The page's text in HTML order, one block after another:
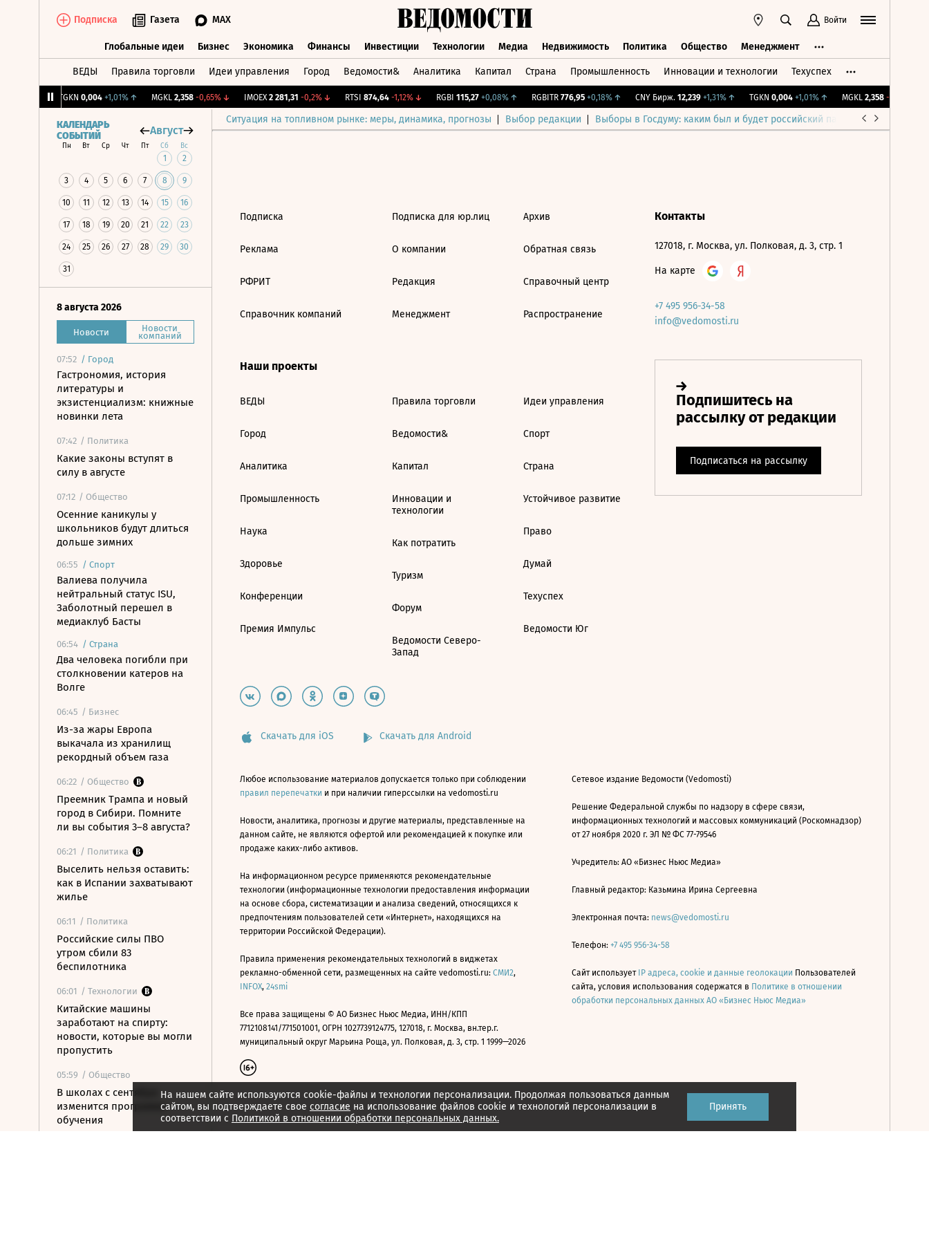
Подписка Газета MAX Войти
Глобальные идеи Бизнес Экономика Финансы Инвестиции Технологии Медиа Недвижимость Политика Общество Менеджмент
ВЕДЫ Правила торговли Идеи управления Город Ведомости& Аналитика Капитал Страна Промышленность Инновации и технологии Техуспех
TGKN 0,004 +1,01%↑ MGKL 2,358 -0,65%↓ IMOEX 2 281,31 -0,2%↓ RTSI 874,64 -1,12%↓ RGBI 115,27 +0,08%↑ RGBITR 776,95 +0,18%↑ CNY Бирж. 12,239 +1,31%↑ TGKN 0,004 +1,01%↑ MGKL 2,358 -0,65%
Ситуация на топливном рынке: меры, динамика, прогнозы Выбор редакции Выборы в Госдуму: каким был и будет российский парламент
КАЛЕНДАРЬ
СОБЫТИЙ
Август
Пн Вт Ср Чт Пт Сб Вс
1 2
3 4 5 6 7 8 9
10 11 12 13 14 15 16
17 18 19 20 21 22 23
24 25 26 27 28 29 30
31
8 августа 2026
Новости Новости
компаний
07:52 / Город
Гастрономия, история
литературы и
экзистенциализм: книжные
новинки лета
07:42 / Политика
Какие законы вступят в
силу в августе
07:12 / Общество
Осенние каникулы у
школьников будут длиться
дольше зимних
06:55 / Спорт
Валиева получила
нейтральный статус ISU,
Заболотный перешел в
медиаклуб Басты
06:54 / Страна
Два человека погибли при
столкновении катеров на
Волге
06:45 / Бизнес
Из-за жары Европа
выкачала из хранилищ
рекордный объем газа
06:22 / Общество
Преемник Трампа и новый
город в Сибири. Помните
ли вы события 3–8 августа?
06:21 / Политика
Выселить нельзя оставить:
как в Испании захватывают
жилье
06:11 / Политика
Российские силы ПВО
утром сбили 83
беспилотника
06:01 / Технологии
Китайские машины
заработают на спирту:
новости, которые вы могли
пропустить
05:59 / Общество
В школах с сентября
изменится программа
обучения
На нашем сайте используются cookie-файлы и технологии персонализации. Продолжая пользоваться данным
сайтом, вы подтверждаете свое согласие на использование файлов cookie и технологий персонализации в
соответствии с Политикой в отношении обработки персональных данных.
Принять
Подписка
Реклама
РФРИТ
Справочник компаний
Подписка для юр.лиц
О компании
Редакция
Менеджмент
Архив
Обратная связь
Справочный центр
Распространение
Наши проекты
ВЕДЫ
Город
Аналитика
Промышленность
Наука
Здоровье
Конференции
Премия Импульс
Правила торговли
Ведомости&
Капитал
Инновации и
технологии
Как потратить
Туризм
Форум
Ведомости Северо-
Запад
Идеи управления
Спорт
Страна
Устойчивое развитие
Право
Думай
Техуспех
Ведомости Юг
Контакты
127018, г. Москва, ул. Полковая, д. 3, стр. 1
На карте
+7 495 956-34-58
info@vedomosti.ru
Скачать для iOS Скачать для Android
Любое использование материалов допускается только при соблюдении
правил перепечатки и при наличии гиперссылки на vedomosti.ru
Новости, аналитика, прогнозы и другие материалы, представленные на
данном сайте, не являются офертой или рекомендацией к покупке или
продаже каких-либо активов.
На информационном ресурсе применяются рекомендательные
технологии (информационные технологии предоставления информации
на основе сбора, систематизации и анализа сведений, относящихся к
предпочтениям пользователей сети «Интернет», находящихся на
территории Российской Федерации).
Правила применения рекомендательных технологий в виджетах
рекламно-обменной сети, размещенных на сайте vedomosti.ru: СМИ2,
INFOX, 24smi
Все права защищены © АО Бизнес Ньюс Медиа, ИНН/КПП
7712108141/771501001, ОГРН 1027739124775, 127018, г. Москва, вн.тер.г.
муниципальный округ Марьина Роща, ул. Полковая, д. 3, стр. 1 1999—2026
Сетевое издание Ведомости (Vedomosti)
Решение Федеральной службы по надзору в сфере связи,
информационных технологий и массовых коммуникаций (Роскомнадзор)
от 27 ноября 2020 г. ЭЛ № ФС 77-79546
Учредитель: АО «Бизнес Ньюс Медиа»
Главный редактор: Казьмина Ирина Сергеевна
Электронная почта: news@vedomosti.ru
Телефон: +7 495 956-34-58
Сайт использует IP адреса, cookie и данные геолокации Пользователей
сайта, условия использования содержатся в Политике в отношении
обработки персональных данных АО «Бизнес Ньюс Медиа»